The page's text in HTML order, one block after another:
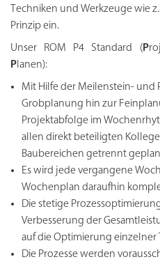
Techniken und Werkzeuge wie
Prinzip ein.
Unser ROM P4 Standard (P
P lanen):
Mit Hilfe der Meilenstein- und
Grobplanung hin zur
Projektabfolge im
allen direkt beteiligten
Baubereichen getrennt
Es wird jede vergangene
Wochenplan daraufhin
Die stetige
Verbesserung der
auf die Optimierung einzelner
Die Prozesse werden